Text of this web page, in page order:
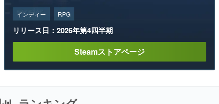
インディー RPG
リリース日：2026年第4四半期
Steamストアページ